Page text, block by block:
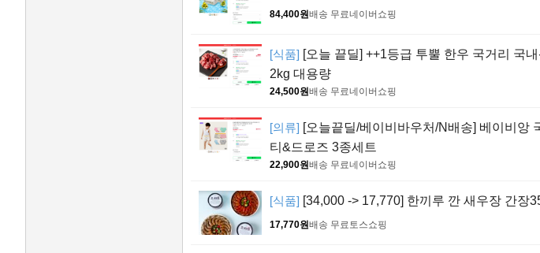
84,400원배송 무료네이버쇼핑
[식품] [오늘 끝딜] ++1등급 투뿔 한우 국거리 국
2kg 대용량
24,500원배송 무료네이버쇼핑
[의류] [오늘끝딜/베이비바우처/N배송] 베이비앙
티&드로즈 3종세트
22,900원배송 무료네이버쇼핑
[식품] [34,000 -> 17,770] 한끼루 깐 새우장 간장
17,770원배송 무료 토스쇼핑